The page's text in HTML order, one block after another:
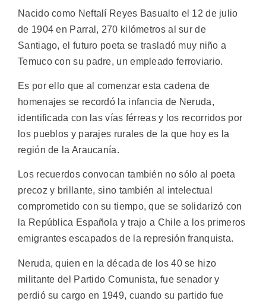
Nacido como Neftalí Reyes Basualto el 12 de julio
de 1904 en Parral, 270 kilómetros al sur de
Santiago, el futuro poeta se trasladó muy niño a
Temuco con su padre, un empleado ferroviario.
Es por ello que al comenzar esta cadena de
homenajes se recordó la infancia de Neruda,
identificada con las vías férreas y los recorridos por
los pueblos y parajes rurales de la que hoy es la
región de la Araucanía.
Los recuerdos convocan también no sólo al poeta
precoz y brillante, sino también al intelectual
comprometido con su tiempo, que se solidarizó con
la República Española y trajo a Chile a los primeros
emigrantes escapados de la represión franquista.
Neruda, quien en la década de los 40 se hizo
militante del Partido Comunista, fue senador y
perdió su cargo en 1949, cuando su partido fue